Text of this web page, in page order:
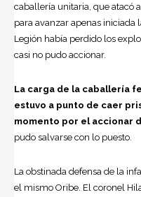
caballería unitaria, que atacó
para avanzar apenas iniciada
Legión había perdido los
casi no pudo accionar.
La carga de la caballería
estuvo a punto de caer
momento por el accionar
pudo salvarse con lo puesto.
La obstinada defensa de la
el mismo Oribe. El coronel